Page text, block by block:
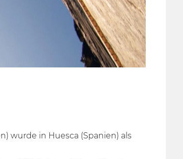
wurde in Huesca (Spanien) als